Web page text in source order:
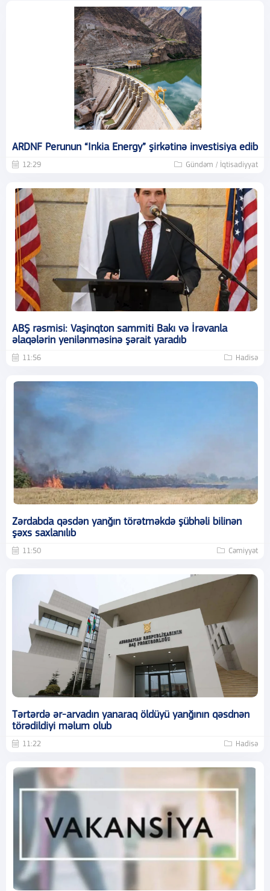
ARDNF Perunun “Inkia Energy” şirkətinə investisiya edib
12:29 Gündəm / İqtisadiyyat
ABŞ rəsmisi: Vaşinqton sammiti Bakı və İrəvanla
əlaqələrin yenilənməsinə şərait yaradıb
11:56 Hadisə
Zərdabda qəsdən yanğın törətməkdə şübhəli bilinən
şəxs saxlanılıb
11:50 Cəmiyyət
Tərtərdə ər-arvadın yanaraq öldüyü yanğının qəsdnən
törədildiyi məlum olub
11:22 Hadisə